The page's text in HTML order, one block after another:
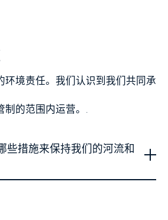
环境责任。我们认识到我们共同承
制的范围内运营。.
些措施来保持我们的河流和